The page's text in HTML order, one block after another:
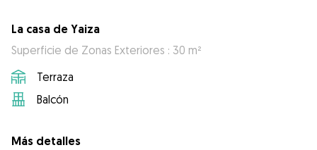
La casa de Yaiza
Superficie de Zonas Exteriores : 30 m²
Terraza
Balcón
Más detalles